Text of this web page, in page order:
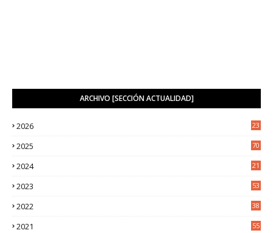
ARCHIVO [SECCIÓN ACTUALIDAD]
2026
23
2025
70
2024
21
2023
53
2022
38
2021
55